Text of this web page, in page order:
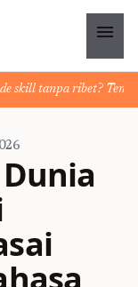
menu
tanpa ribet?